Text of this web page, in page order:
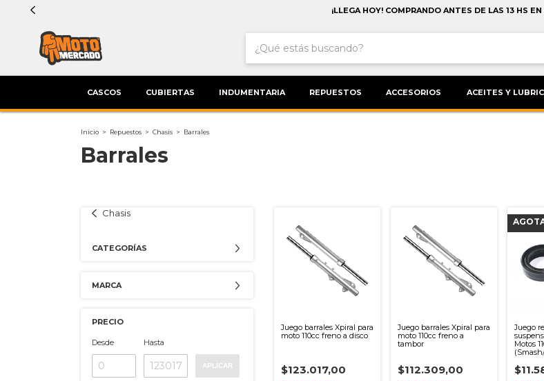
¡LLEGA HOY! COMPRANDO ANTES DE LAS 13 HS
CASCOS CUBIERTAS INDUMENTARIA REPUESTOS ACCESORIOS ACEITES Y
Inicio > Repuestos > Chasis > Barrales
Barrales
Chasis
CATEGORÍAS
MARCA
PRECIO
Desde Hasta
APLICAR
Juego barrales Xpiral para
moto 110cc freno a disco
$123.017,00
Juego barrales Xpiral para
moto 110cc freno a
tambor
$112.309,00
Juego
Motos